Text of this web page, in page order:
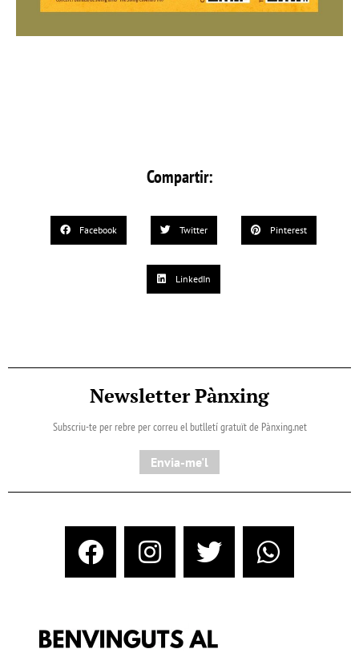
Compartir:
Facebook Twitter Pinterest
LinkedIn
Newsletter Pànxing
Subscriu-te per rebre per correu el butlletí gratuït de Pànxing.net​
Envia-me'l